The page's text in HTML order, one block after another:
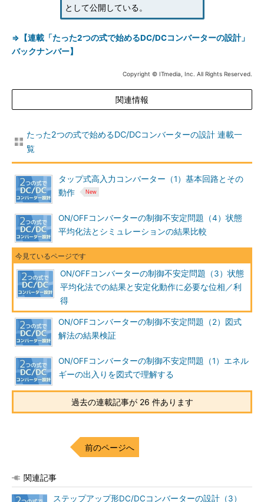
として公開している。
⇒【連載「たった2つの式で始めるDC/DCコンバーターの設計」
バックナンバー】
Copyright © ITmedia, Inc. All Rights Reserved.
関連情報
たった2つの式で始めるDC/DCコンバーターの設計 連載一
覧
タップ式高入力コンバーター（1）基本回路とその
動作
ON/OFFコンバーターの制御不安定問題（4）状態
平均化法とシミュレーションの結果比較
ON/OFFコンバーターの制御不安定問題（3）状態
平均化法での結果と安定化動作に必要な位相／利
得
ON/OFFコンバーターの制御不安定問題（2）図式
解法の結果検証
ON/OFFコンバーターの制御不安定問題（1）エネル
ギーの出入りを図式で理解する
過去の連載記事が 26 件あります
前のページへ
関連記事
ステップアップ形DC/DCコンバーターの設計（3）